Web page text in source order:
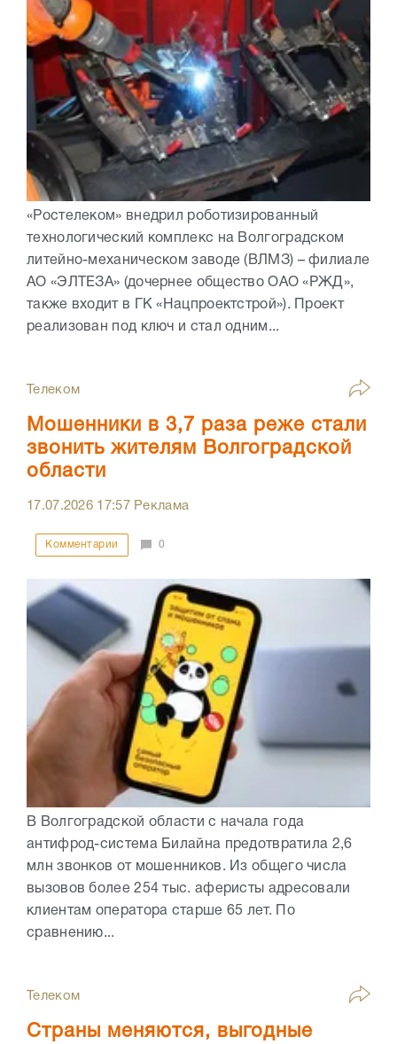
«Ростелеком» внедрил роботизированный
технологический комплекс на Волгоградском
литейно-механическом заводе (ВЛМЗ) – филиале
АО «ЭЛТЕЗА» (дочернее общество ОАО «РЖД»,
также входит в ГК «Нацпроектстрой»). Проект
реализован под ключ и стал одним...
Телеком
Мошенники в 3,7 раза реже стали
звонить жителям Волгоградской
области
17.07.2026 17:57Реклама
Комментарии 0
В Волгоградской области с начала года
антифрод-система Билайна предотвратила 2,6
млн звонков от мошенников. Из общего числа
вызовов более 254 тыс. аферисты адресовали
клиентам оператора старше 65 лет. По
сравнению...
Телеком
Страны меняются, выгодные